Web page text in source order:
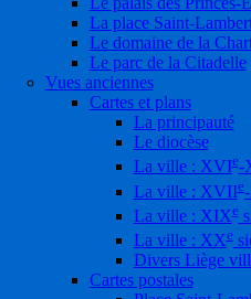
La place Saint-
Le domaine de la
Le parc de la Citadelle
Vues anciennes
Cartes et plans
La principauté
Le diocèse
La ville : XVIe-
La ville : XVIIe
La ville : XIXe
La ville : XXe
Divers Liège
Cartes postales